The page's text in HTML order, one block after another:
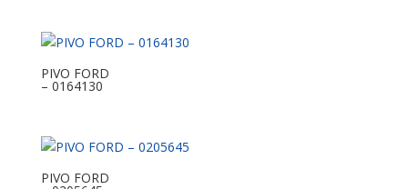
PIVO FORD
– 0164130
PIVO FORD